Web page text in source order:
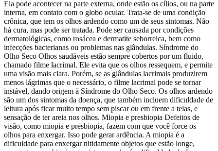
Ela pode acontecer na parte externa, onde estão os cílios, ou na parte
interna, em contato com o globo ocular. Trata-se de uma condição
crônica, que tem os olhos ardendo como um de seus sintomas. Não
há cura, mas pode ser tratada. Pode ser causada por condições
dermatológicas, como rosácea e dermatite seborreica, bem como
infecções bacterianas ou problemas nas glândulas. Síndrome do
Olho Seco Olhos saudáveis estão sempre cobertos por um fluido,
chamado filme lacrimal. Ele evita que os olhos ressequem, e permite
uma visão mais clara. Porém, se as glândulas lacrimais produzirem
menos lágrimas que o necessário, o filme lacrimal pode se tornar
instável, dando origem à Síndrome do Olho Seco. Os olhos ardendo
são um dos sintomas da doença, que também incluem dificuldade de
leitura após ficar muito tempo sem piscar ou em frente a telas, e
sensação de ter areia nos olhos. Miopia e presbiopia Defeitos de
visão, como miopia e presbiopia, fazem com que você force os
olhos para enxergar. Isso pode gerar ardência. A miopia é a
dificuldade para enxergar nitidamente objetos que estão longe,